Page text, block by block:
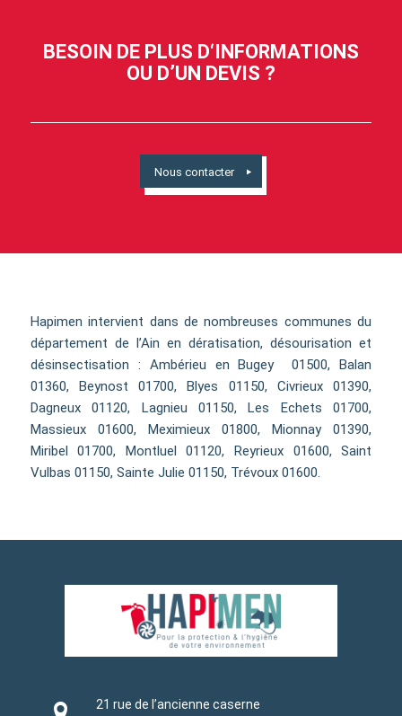
BESOIN DE PLUS D‘INFORMATIONS
OU D’UN DEVIS ?
Nous contacter
Hapimen intervient dans de nombreuses communes du
département de l’Ain en dératisation, désourisation et
désinsectisation : Ambérieu en Bugey 01500, Balan
01360, Beynost 01700, Blyes 01150, Civrieux 01390,
Dagneux 01120, Lagnieu 01150, Les Echets 01700,
Massieux 01600, Meximieux 01800, Mionnay 01390,
Miribel 01700, Montluel 01120, Reyrieux 01600, Saint
Vulbas 01150, Sainte Julie 01150, Trévoux 01600.
21 rue de l’ancienne caserne